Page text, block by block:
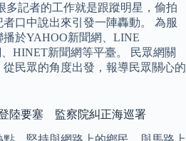
多記者的工作就是跟蹤明星，偷拍
者口中說出來引發一陣轟動。 為服
於YAHOO新聞網、LINE
HINET新聞網等平臺。 民眾網關
民眾的角度出發，報導民眾關心的
陸要塞 監察院糾正海巡署